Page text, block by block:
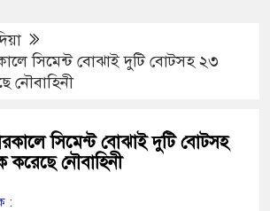
সিমেন্ট বোঝাই দুটি বোটসহ ২৩
নৌবাহিনী
সিমেন্ট বোঝাই দুটি বোটসহ
নৌবাহিনী
: